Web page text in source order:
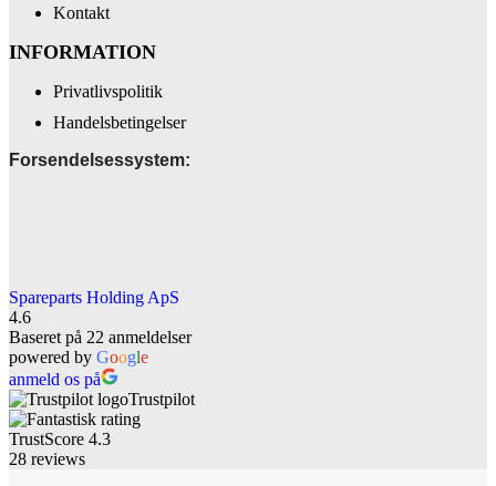
Kontakt
INFORMATION
Privatlivspolitik
Handelsbetingelser
Forsendelsessystem:
Spareparts Holding ApS
4.6
Baseret på 22 anmeldelser
powered by Google
anmeld os på
Trustpilot
TrustScore 4.3
28 reviews